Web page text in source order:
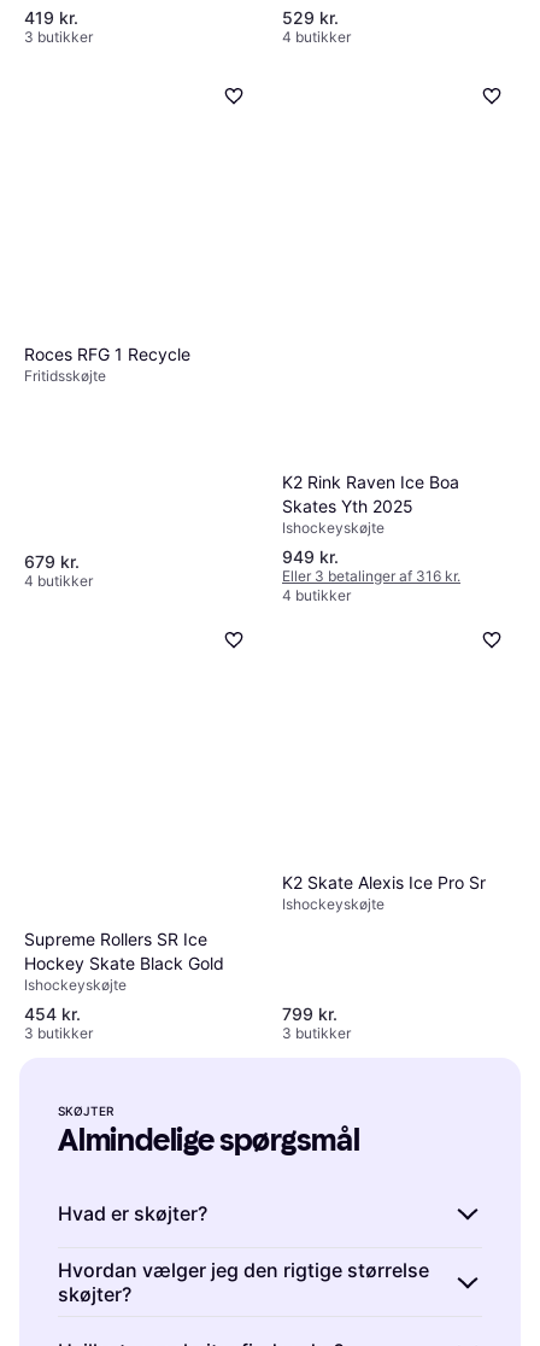
419 kr.
3 butikker
529 kr.
4 butikker
Roces RFG 1 Recycle
Fritidsskøjte
679 kr.
4 butikker
K2 Rink Raven Ice Boa
Skates Yth 2025
Ishockeyskøjte
949 kr.
Eller 3 betalinger af 316 kr.
4 butikker
Supreme Rollers SR Ice
Hockey Skate Black Gold
Ishockeyskøjte
454 kr.
3 butikker
K2 Skate Alexis Ice Pro Sr
Ishockeyskøjte
799 kr.
3 butikker
SKØJTER
Almindelige spørgsmål
Hvad er skøjter?
Skøjter er fodtøj med metalblade, der bruges
til at glide på is. De findes i forskellige typer
som ishockeyskøjter, kunstskøjter og
Hvordan vælger jeg den rigtige størrelse
skøjter?